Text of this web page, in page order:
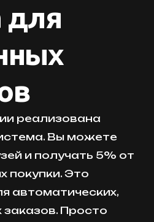
для
реализована
Вы можете
и получать 5% от
покупки. Это
автоматических,
заказов. Просто